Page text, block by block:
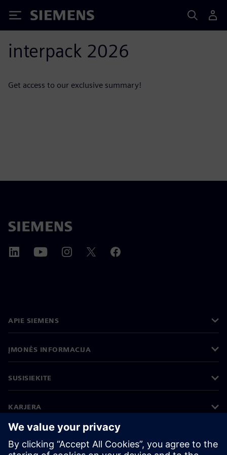
Siemens
interpack 2026
Get access to our exclusive summary!
APIE SIEMENS
ĮMONĖS INFORMACIJA
SUSISIEKITE
KARJERA
©Siemens 2026